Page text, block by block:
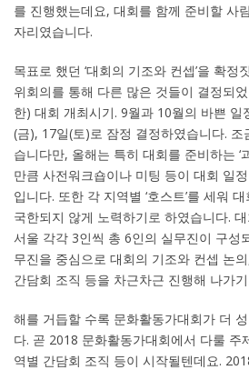
를 진행했는데요, 대회를 함께 준비할 사
자리였습니다.
목표로 했던 ‘대회의 기조와 컨셉’을 확정
위회의를 통해 다른 많은 것들이 결정되
한) 대회 개최시기. 9월과 10월의 바쁜 일
(금), 17일(토)로 잠정 결정하였습니다. 조
습니다만, 올해는 특히 대회를 준비하는 ‘
만큼 사전워크숍이나 미팅 등이 대회 일
입니다. 또한 각 지역별 ‘호스트’를 세워
국한되지 않게 노력하기로 하였습니다.
서울 각각 3인씩 총 6인의 실무진이 구성
무진을 중심으로 대회의 기조와 컨셉 논
간담회 조직 등을 차근차근 진행해 나가
해를 거듭할 수록 문화활동가대회가 더
다. 곧 2018 문화활동가대회에서 다룰 주
역별 간담회 조직 등이 시작될텐데요.